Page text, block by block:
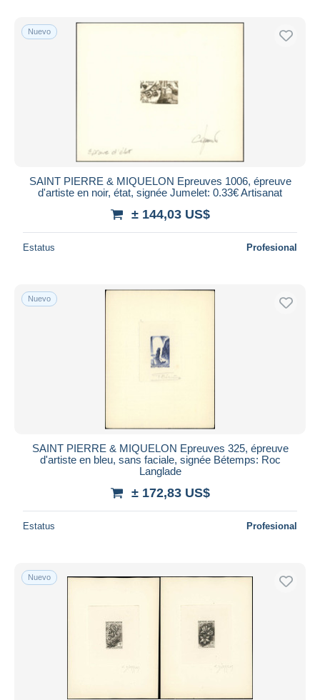
Sólo con descuento
Envío gratis
Transferencia bancaria
Bancontact
iDeal
Maestro
Residencia del vendedor
Aplicar
Nuevo
SAINT PIERRE & MIQUELON Epreuves 1006, épreuve
d'artiste en noir, état, signée Jumelet: 0.33€ Artisanat
± 144,03 US$
Estatus Profesional
Nuevo
SAINT PIERRE & MIQUELON Epreuves 325, épreuve
d'artiste en bleu, sans faciale, signée Bétemps: Roc
Langlade
± 172,83 US$
Estatus Profesional
Nuevo